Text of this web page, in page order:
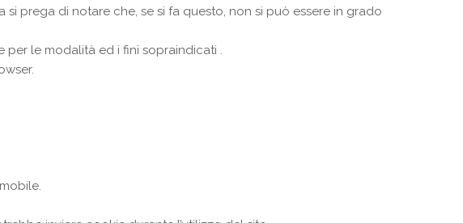
prega di notare che, se si fa questo, non si può essere in grado
le modalità ed i fini sopraindicati .